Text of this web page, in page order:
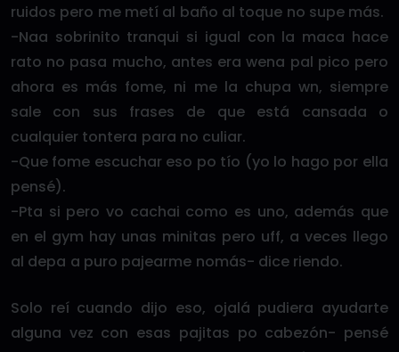
ruidos pero me metí al baño al toque no supe más.
-Naa sobrinito tranqui si igual con la maca hace
rato no pasa mucho, antes era wena pal pico pero
ahora es más fome, ni me la chupa wn, siempre
sale con sus frases de que está cansada o
cualquier tontera para no culiar.
-Que fome escuchar eso po tío (yo lo hago por ella
pensé).
-Pta si pero vo cachai como es uno, además que
en el gym hay unas minitas pero uff, a veces llego
al depa a puro pajearme nomás- dice riendo.
Solo reí cuando dijo eso, ojalá pudiera ayudarte
alguna vez con esas pajitas po cabezón- pensé